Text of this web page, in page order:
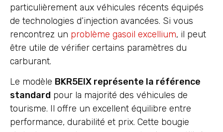
particulièrement aux véhicules récents équipés
de technologies d’injection avancées. Si vous
rencontrez un problème gasoil excellium, il peut
être utile de vérifier certains paramètres du
carburant.
Le modèle BKR5EIX représente la référence
standard pour la majorité des véhicules de
tourisme. Il offre un excellent équilibre entre
performance, durabilité et prix. Cette bougie